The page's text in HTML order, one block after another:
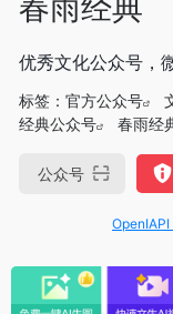
优秀文化公众号，
标签： 官方公众号
经典公众号
春雨经
公众号
OpenIAPI，